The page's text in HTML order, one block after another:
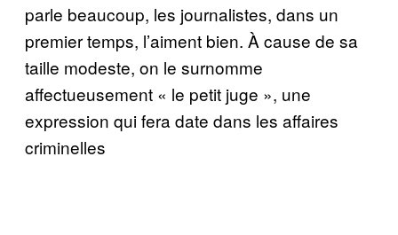
parle beaucoup, les journalistes, dans un
premier temps, l’aiment bien. À cause de sa
taille modeste, on le surnomme
affectueusement « le petit juge », une
expression qui fera date dans les affaires
criminelles